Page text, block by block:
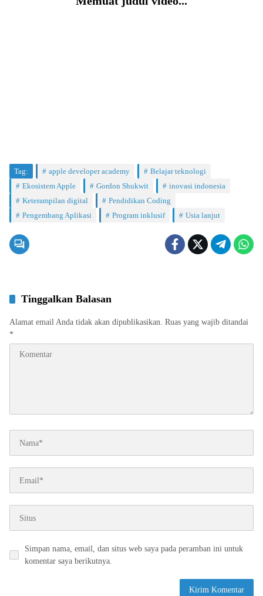
Tag: apple developer academy
Belajar teknologi
Ekosistem Apple
Gordon Shukwit
inovasi indonesia
Keterampilan digital
Pendidikan Coding
Pengembang Aplikasi
Program inklusif Usia lanjut
Tinggalkan Balasan
Alamat email Anda tidak akan dipublikasikan. Ruas yang wajib ditandai
*
Simpan nama, email, dan situs web saya pada peramban ini untuk
komentar saya berikutnya.